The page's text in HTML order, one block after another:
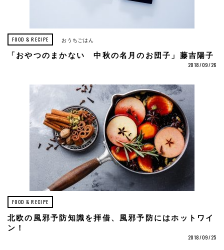
FOOD & RECIPE おうちごはん
「おやつのまかない 中秋の名月のお団子」藤吉陽子
2018/09/26
FOOD & RECIPE
北欧の風邪予防知識を拝借、風邪予防にはホットワイ
ン！
2018/09/25